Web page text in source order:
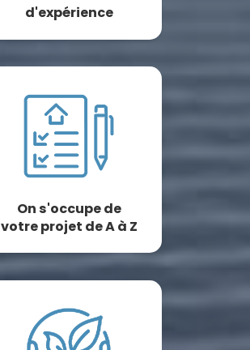
d'expérience
On s'occupe de
votre projet de A à Z